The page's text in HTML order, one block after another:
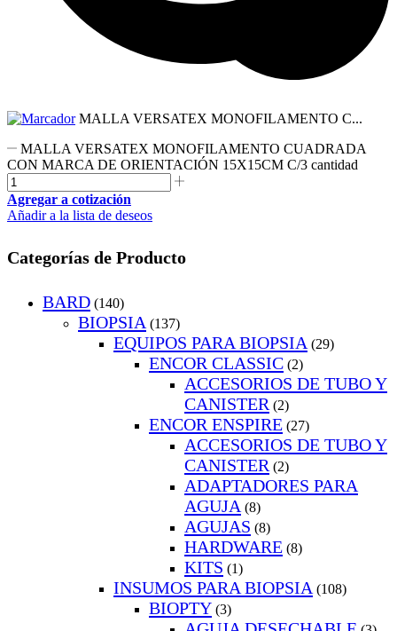
MALLA VERSATEX MONOFILAMENTO C...
MALLA VERSATEX MONOFILAMENTO CUADRADA
CON MARCA DE ORIENTACIÓN 15X15CM C/3 cantidad
Agregar a cotización
Añadir a la lista de deseos
Categorías de Producto
BARD (140)
BIOPSIA (137)
EQUIPOS PARA BIOPSIA (29)
ENCOR CLASSIC (2)
ACCESORIOS DE TUBO Y
CANISTER (2)
ENCOR ENSPIRE (27)
ACCESORIOS DE TUBO Y
CANISTER (2)
ADAPTADORES PARA
AGUJA (8)
AGUJAS (8)
HARDWARE (8)
KITS (1)
INSUMOS PARA BIOPSIA (108)
BIOPTY (3)